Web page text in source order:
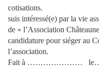
cotisations.
suis intéressé(e) par la vie
de « l’Association
candidature pour siéger au
l’association.
Fait à …………………